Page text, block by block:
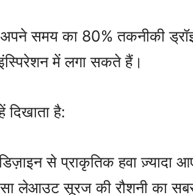
समय का 80% तकनीकी
में लगा सकते हैं।
दिखाता है:
से प्राकृतिक हवा ज़्यादा
लेआउट सूरज की रौशनी का